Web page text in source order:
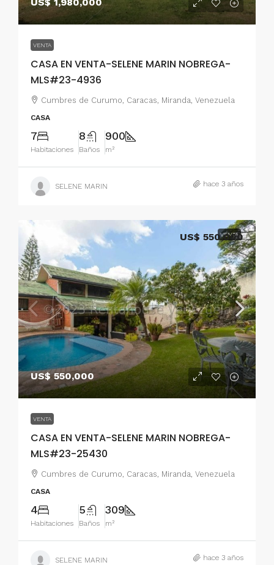
VENTA
CASA EN VENTA-SELENE MARIN NOBREGA-
MLS#23-4936
Cumbres de Curumo, Caracas, Miranda, Venezuela
CASA
7
Habitaciones
8
Baños
900
m²
SELENE MARIN hace 3 años
VENTA
US$ 550,000
VENTA
CASA EN VENTA-SELENE MARIN NOBREGA-
MLS#23-25430
US$ 550,000
Cumbres de Curumo, Caracas, Miranda, Venezuela
CASA
4
Habitaciones
5
Baños
309
m²
SELENE MARIN hace 3 años